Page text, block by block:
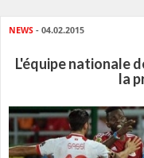
NEWS - 04.02.2015
L'équipe nationale
la